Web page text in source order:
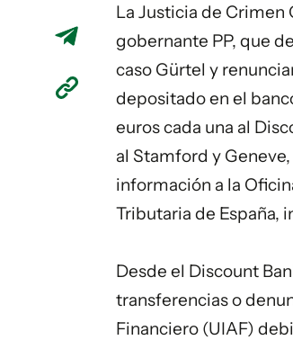
La Justicia de Crimen
gobernante PP, que
caso Gürtel y
depositado en el
euros cada una al
al Stamford y
información a la
Tributaria de España,
Desde el Discount
transferencias o
Financiero (UIAF)